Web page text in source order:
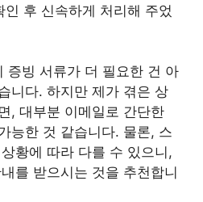
후 신속하게 처리해 주었
증빙 서류가 더 필요한 건 아
니다. 하지만 제가 겪은 상
, 대부분 이메일로 간단한
능한 것 같습니다. 물론, 스
황에 따라 다를 수 있으니,
를 받으시는 것을 추천합니